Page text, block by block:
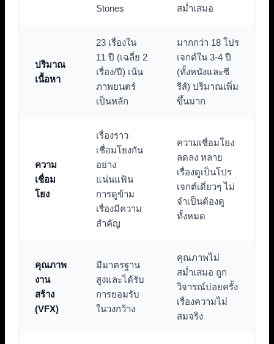
Stones
สม่ำเสมอ
ปริมาณ
เนื้อหา
23 เรื่องใน
11 ปี (เฉลี่ย 2
เรื่อง/ปี) เน้น
ภาพยนตร์
เป็นหลัก
มากกว่า 18 โปร
เจกต์ใน 3-4 ปี
(ทั้งหนังและซี
รีส์) ปริมาณเพิ่ม
ขึ้นมาก
ความ
เชื่อม
โยง
เรื่องราว
เชื่อมโยงกัน
อย่าง
แน่นแฟ้น
การดูข้าม
เรื่องมีความ
สำคัญ
ความเชื่อมโยง
ลดลง หลาย
เรื่องดูเป็นโปร
เจกต์เดี่ยวๆ ไม่
จำเป็นต้องดู
ทั้งหมด
คุณภาพ
งาน
สร้าง
(VFX)
มีมาตรฐาน
สูงและได้รับ
การยอมรับ
ในวงกว้าง
คุณภาพไม่
สม่ำเสมอ ถูก
วิจารณ์บ่อยครั้ง
เรื่องความไม่
สมจริง